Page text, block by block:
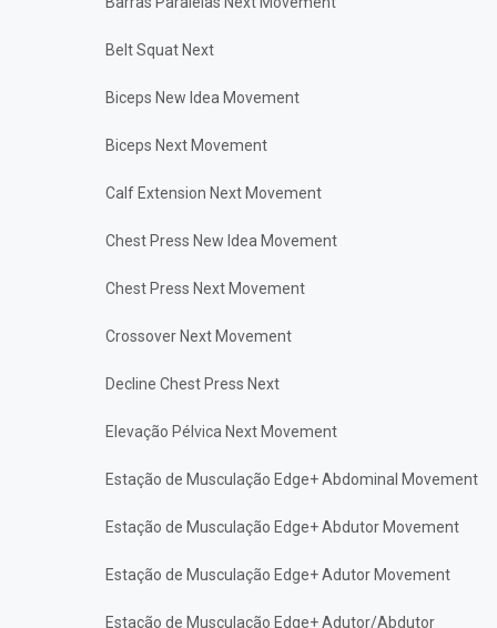
Belt Squat Next
Biceps New Idea Movement
Biceps Next Movement
Calf Extension Next Movement
Chest Press New Idea Movement
Chest Press Next Movement
Crossover Next Movement
Decline Chest Press Next
Elevação Pélvica Next Movement
Estação de Musculação Edge+ Abdominal Movement
Estação de Musculação Edge+ Abdutor Movement
Estação de Musculação Edge+ Adutor Movement
Estação de Musculação Edge+ Adutor/Abdutor